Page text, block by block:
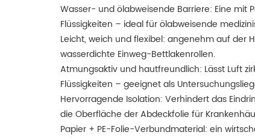
Wasser- und ölabweisende Barriere: Eine mit
Flüssigkeiten – ideal für ölabweisende
Leicht, weich und flexibel: angenehm auf der
wasserdichte Einweg-Bettlakenrollen.
Atmungsaktiv und hautfreundlich: Lässt Luft
Flüssigkeiten – geeignet als
Hervorragende Isolation: Verhindert das
die Oberfläche der Abdeckfolie für
Papier + PE-Folie-Verbundmaterial: ein